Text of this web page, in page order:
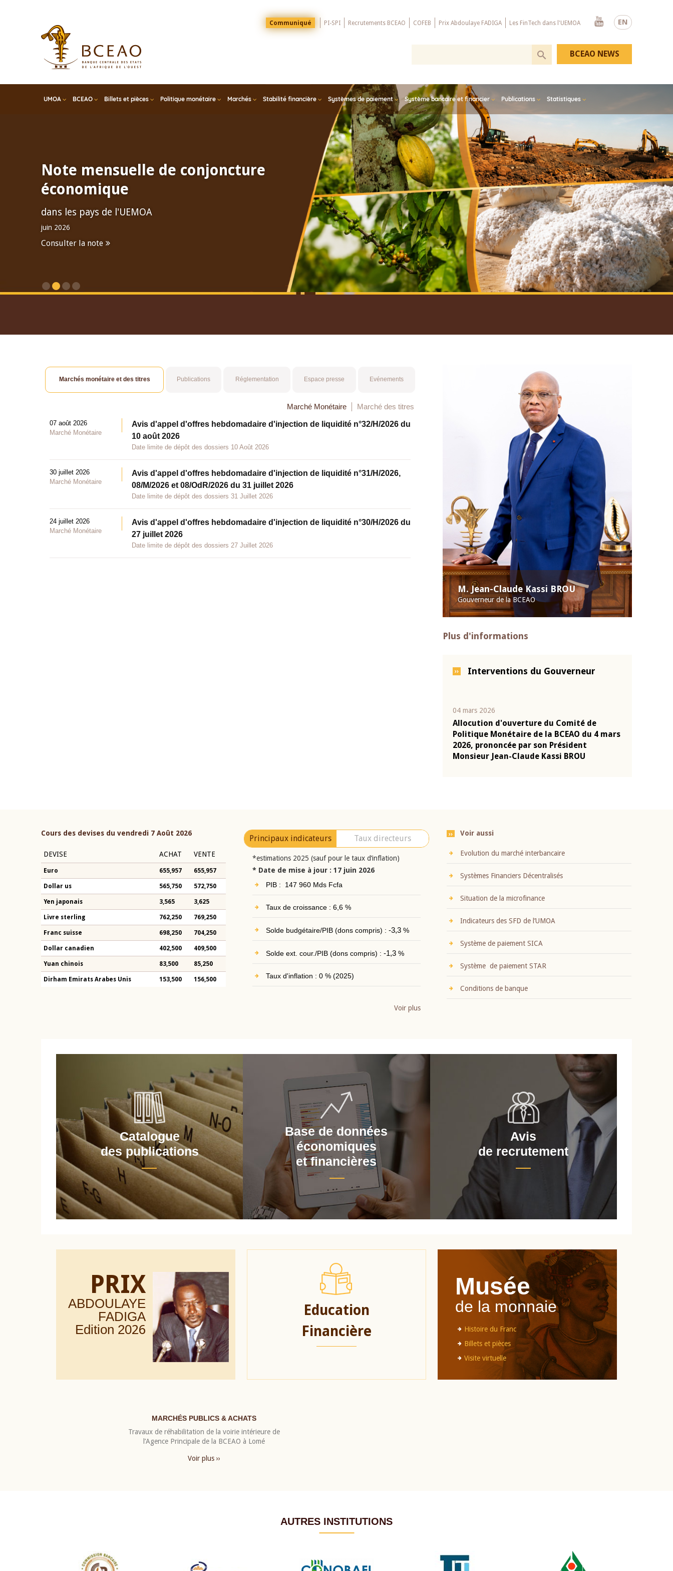
EN
Menu
Top
Communiqué PI-SPI Recrutements BCEAO COFEB Prix Abdoulaye FADIGA Les FinTech dans l'UEMOA
Youtube
UMOA BCEAO Billets et pièces Politique monétaire Marchés Stabilité financière Systèmes de paiement Système bancaire et financier Publications Statistiques
BCEAO NEWS
Note mensuelle de conjoncture
économique
dans les pays de l'UEMOA
juin 2026
Consulter la note
M. Jean-Claude Kassi BROU
Gouverneur de la BCEAO
Plus d'informations
Interventions du Gouverneur
04 mars 2026
Allocution d'ouverture du Comité de
Politique Monétaire de la BCEAO du 4 mars
2026, prononcée par son Président
Monsieur Jean-Claude Kassi BROU
Marchés monétaire et des titres Publications Réglementation Espace presse Evénements
Marché Monétaire Marché des titres
07 août 2026
Marché Monétaire
Avis d'appel d'offres hebdomadaire d'injection de liquidité n°32/H/2026 du
10 août 2026
Date limite de dépôt des dossiers 10 Août 2026
30 juillet 2026
Marché Monétaire
Avis d'appel d'offres hebdomadaire d'injection de liquidité n°31/H/2026,
08/M/2026 et 08/OdR/2026 du 31 juillet 2026
Date limite de dépôt des dossiers 31 Juillet 2026
24 juillet 2026
Marché Monétaire
Avis d'appel d'offres hebdomadaire d'injection de liquidité n°30/H/2026 du
27 juillet 2026
Date limite de dépôt des dossiers 27 Juillet 2026
Cours des devises du vendredi 7 Août 2026
DEVISE ACHAT VENTE
Euro 655,957 655,957
Dollar us 565,750 572,750
Yen japonais 3,565 3,625
Livre sterling 762,250 769,250
Franc suisse 698,250 704,250
Dollar canadien 402,500 409,500
Yuan chinois 83,500 85,250
Dirham Emirats Arabes Unis 153,500 156,500
Principaux indicateurs Taux directeurs
*estimations 2025 (sauf pour le taux d’inflation)
* Date de mise à jour : 17 juin 2026
PIB : 147 960 Mds Fcfa
Taux de croissance : 6,6 %
Solde budgétaire/PIB (dons compris) : -3,3%
Solde ext. cour./PIB (dons compris) : -1,3%
Taux d'inflation : 0 % (2025)
Voir plus
Voir aussi
Evolution du marché interbancaire
Systèmes Financiers Décentralisés
Situation de la microfinance
Indicateurs des SFD de l’UMOA
Système de paiement SICA
Système de paiement STAR
Conditions de banque
Catalogue
des publications
Base de données
économiques
et financières
Avis
de recrutement
PRIX
ABDOULAYE
FADIGA
Edition 2026
Education
Financière
Musée
de la monnaie
Histoire du Franc
Billets et pièces
Visite virtuelle
MARCHÉS PUBLICS & ACHATS
Travaux de réhabilitation de la voirie intérieure de
l’Agence Principale de la BCEAO à Lomé
Voir plus ››
AUTRES INSTITUTIONS